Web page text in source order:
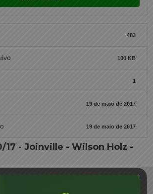
483
100 KB
1
19 de maio de 2017
19 de maio de 2017
- Joinville - Wilson Holz -